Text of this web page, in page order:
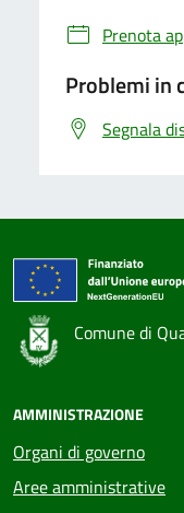
Prenota
Problemi in
Segnala
Comune di
AMMINISTRAZIONE
Organi di governo
Aree amministrative